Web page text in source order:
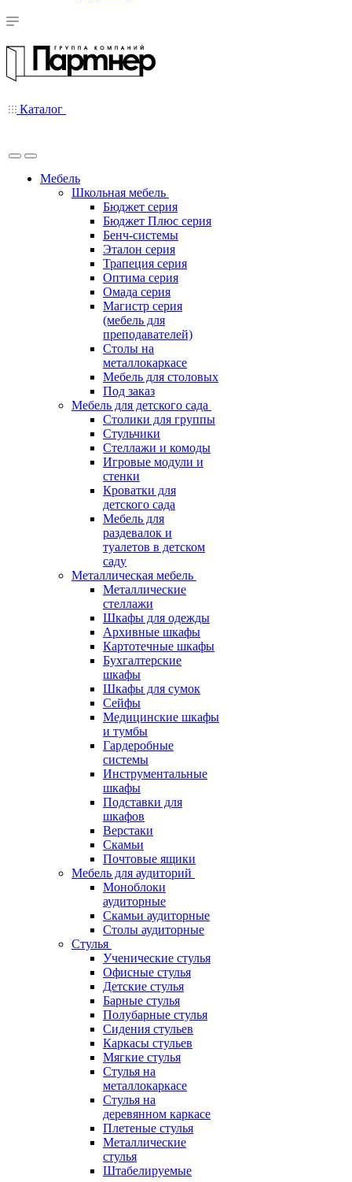
Каталог
Мебель
Школьная мебель
Бюджет серия
Бюджет Плюс серия
Бенч-системы
Эталон серия
Трапеция серия
Оптима серия
Омада серия
Магистр серия
(мебель для
преподавателей)
Столы на
металлокаркасе
Мебель для столовых
Под заказ
Мебель для детского сада
Столики для группы
Стульчики
Стеллажи и комоды
Игровые модули и
стенки
Кроватки для
детского сада
Мебель для
раздевалок и
туалетов в детском
саду
Металлическая мебель
Металлические
стеллажи
Шкафы для одежды
Архивные шкафы
Картотечные шкафы
Бухгалтерские
шкафы
Шкафы для сумок
Сейфы
Медицинские шкафы
и тумбы
Гардеробные
системы
Инструментальные
шкафы
Подставки для
шкафов
Верстаки
Скамьи
Почтовые ящики
Мебель для аудиторий
Моноблоки
аудиторные
Скамьи аудиторные
Столы аудиторные
Стулья
Ученические стулья
Офисные стулья
Детские стулья
Барные стулья
Полубарные стулья
Сидения стульев
Каркасы стульев
Мягкие стулья
Стулья на
металлокаркасе
Стулья на
деревянном каркасе
Плетеные стулья
Металлические
стулья
Штабелируемые